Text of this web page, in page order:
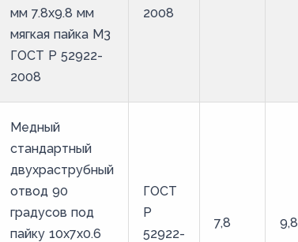
мм 7.8х9.8 мм
мягкая пайка М3
ГОСТ Р 52922-
2008
2008
Медный
стандартный
двухраструбный
отвод 90
градусов под
пайку 10х7х0.6
ГОСТ
Р
52922-
7,8 9,8